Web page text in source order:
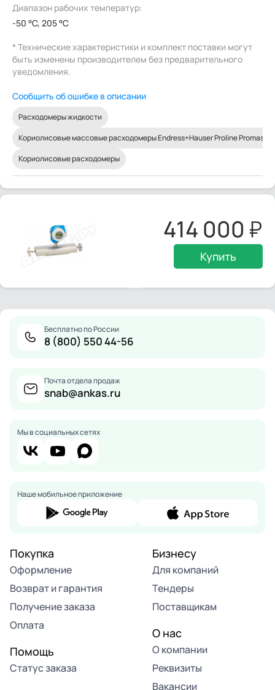
Диапазон рабочих температур:
-50 °C, 205 °C
* Технические характеристики и комплект поставки могут
быть изменены производителем без предварительного
уведомления.
Сообщить об ошибке в описании
Расходомеры жидкости
Кориолисовые массовые расходомеры Endress+Hauser Proline Promass
Кориолисовые расходомеры
414 000
Купить
Бесплатно по России
8 (800) 550 44-56
Почта отдела продаж
snab@ankas.ru
Мы в социальных сетях
Наше мобильное приложение
Покупка
Оформление
Возврат и гарантия
Получение заказа
Оплата
Помощь
Статус заказа
Бизнесу
Для компаний
Тендеры
Поставщикам
О нас
О компании
Реквизиты
Вакансии